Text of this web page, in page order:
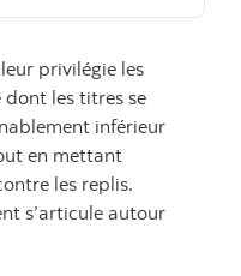
privilégie les
les titres se
inférieur
en mettant
les replis.
s’articule autour